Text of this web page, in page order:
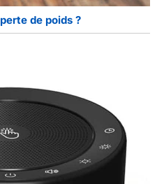
de poids ?